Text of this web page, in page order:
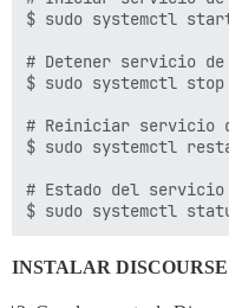
$ sudo systemctl
# Detener servicio de
$ sudo systemctl
# Reiniciar servicio
$ sudo systemctl
# Estado del servicio
INSTALAR DISCOURSE